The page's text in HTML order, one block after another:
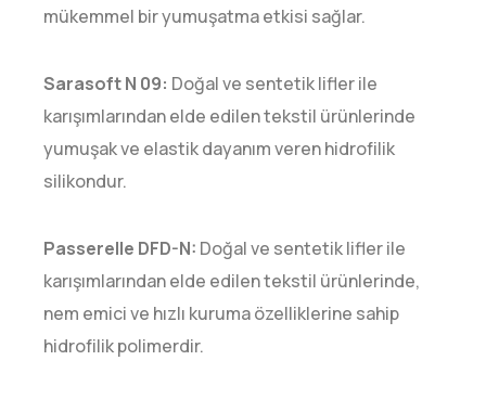
mükemmel bir yumuşatma etkisi sağlar.
Sarasoft N 09: Doğal ve sentetik lifler ile
karışımlarından elde edilen tekstil ürünlerinde
yumuşak ve elastik dayanım veren hidrofilik
silikondur.
Passerelle DFD-N: Doğal ve sentetik lifler ile
karışımlarından elde edilen tekstil ürünlerinde,
nem emici ve hızlı kuruma özelliklerine sahip
hidrofilik polimerdir.